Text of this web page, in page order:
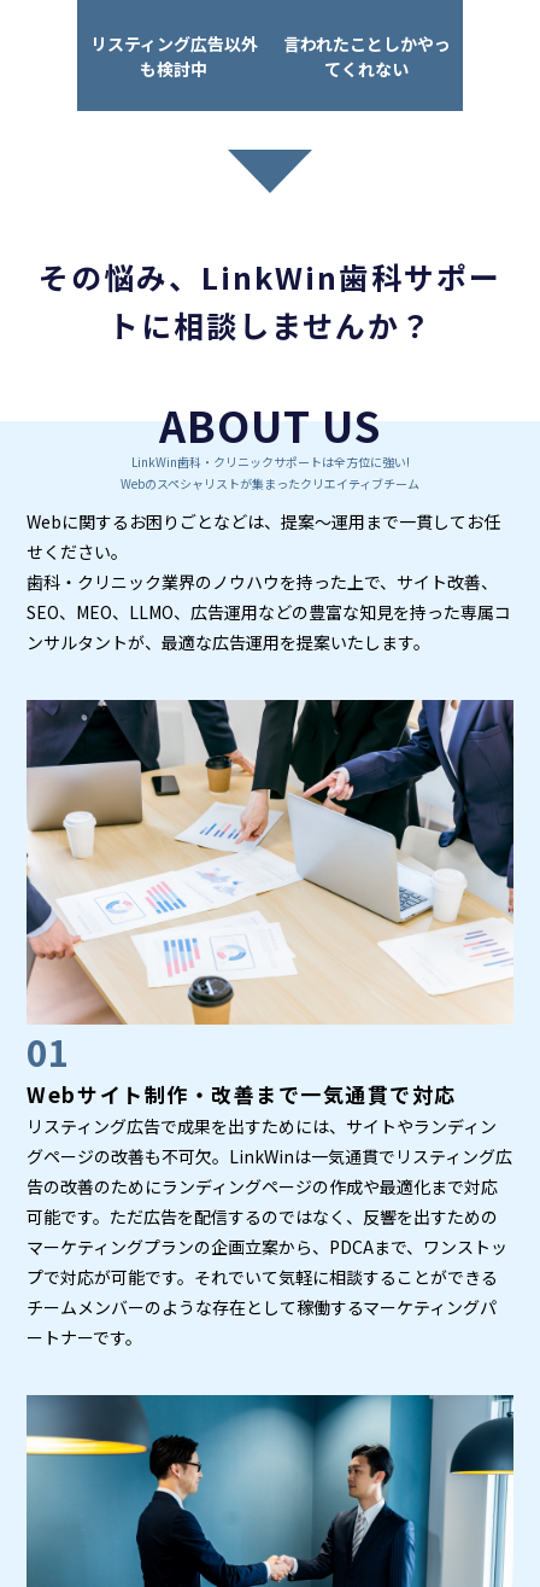
リスティング広告以外
も検討中
言われたことしかやっ
てくれない
その悩み、LinkWin歯科サポー
トに相談しませんか？
ABOUT US
LinkWin歯科・クリニックサポートは全方位に強い!
Webのスペシャリストが集まったクリエイティブチーム
Webに関するお困りごとなどは、提案～運用まで一貫してお任
せください。
歯科・クリニック業界のノウハウを持った上で、サイト改善、
SEO、MEO、LLMO、広告運用などの豊富な知⾒を持った専属コ
ンサルタントが、最適な広告運用を提案いたします。
01
Webサイト制作・改善まで一気通貫で対応
リスティング広告で成果を出すためには、サイトやランディン
グページの改善も不可欠。LinkWinは一気通貫でリスティング広
告の改善のためにランディングページの作成や最適化まで対応
可能です。ただ広告を配信するのではなく、反響を出すための
マーケティングプランの企画立案から、PDCAまで、ワンストッ
プで対応が可能です。それでいて気軽に相談することができる
チームメンバーのような存在として稼働するマーケティングパ
ートナーです。